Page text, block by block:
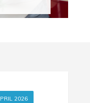
2026